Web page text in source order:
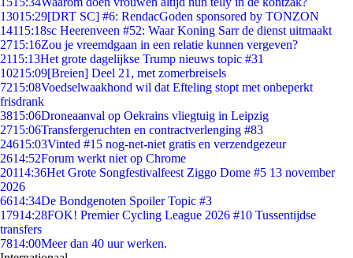
13015:29[DRT SC] #6: RendacGoden sponsored by TONZON
14115:18sc Heerenveen #52: Waar Koning Sarr de dienst uitmaakt
2715:16Zou je vreemdgaan in een relatie kunnen vergeven?
2115:13Het grote dagelijkse Trump nieuws topic #31
10215:09[Breien] Deel 21, met zomerbreisels
7215:08Voedselwaakhond wil dat Efteling stopt met onbeperkt
frisdrank
3815:06Droneaanval op Oekrains vliegtuig in Leipzig
2715:06Transfergeruchten en contractverlenging #83
24615:03Vinted #15 nog-net-niet gratis en verzendgezeur
2614:52Forum werkt niet op Chrome
20114:36Het Grote Songfestivalfeest Ziggo Dome #5 13 november
2026
6614:34De Bondgenoten Spoiler Topic #3
17914:28FOK! Premier Cycling League 2026 #10 Tussentijdse
transfers
7814:00Meer dan 40 uur werken.